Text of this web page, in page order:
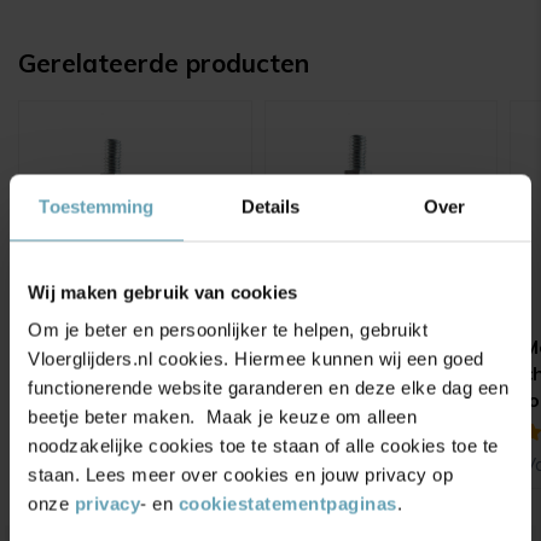
Toestemming Details Over
Wij maken gebruik van cookies
Om je beter en persoonlijker te helpen, gebruikt
Vloerglijders.nl cookies. Hiermee kunnen wij een goed
functionerende website garanderen en deze elke dag een
beetje beter maken. Maak je keuze om alleen
noodzakelijke cookies toe te staan of alle cookies toe te
staan. Lees meer over cookies en jouw privacy op
onze privacy- en cookiestatementpaginas.
Gerelateerde producten
Meubelwiel 35 mm
zacht loopvlak zwart
met schroefdraad M8
& M10
(6)
Vanaf 4,95
Meubelwiel 35 mm
met rem zacht
loopvlak met
schroefdraad
M8/M10
(2)
Vanaf